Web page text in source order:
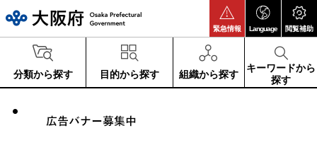
緊急情報 Language 閲覧補助
分類から探す 目的から探す 組織から探す
キーワードから
探す